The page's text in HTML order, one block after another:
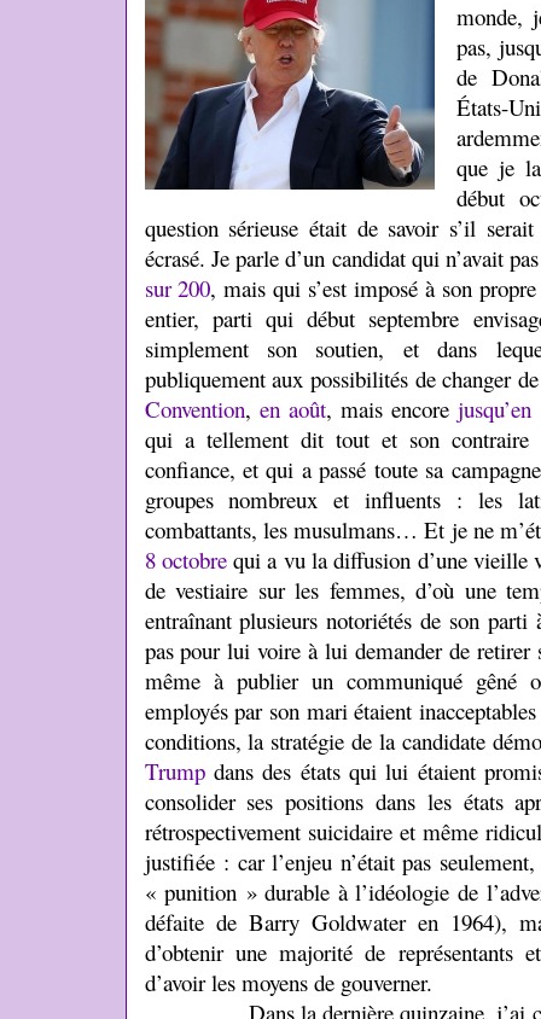
monde,
pas,
de
États-
que je
début
question sérieuse était de savoir s’il
écrasé. Je parle d’un candidat qui n’avait
sur 200, mais qui s’est imposé à son
entier, parti qui début septembre
simplement son soutien, et dans
publiquement aux possibilités de changer
Convention, en août, mais encore
qui a tellement dit tout et son contraire
confiance, et qui a passé toute sa
groupes nombreux et influents : les
combattants, les musulmans… Et je ne
8 octobrequi a vu la diffusion d’une vieille
de vestiaire sur les femmes, d’où une
entraînant plusieurs notoriétés de son parti
pas pour lui voire à lui demander de retirer
même à publier un communiqué gêné
employés par son mari étaient
conditions, la stratégie de la candidate
Trumpdans des états qui lui étaient
consolider ses positions dans les états
rétrospectivement suicidaire et même
justifiée : car l’enjeu n’était pas
« punition » durable à l’idéologie de
défaite de Barry Goldwater en 1964),
d’obtenir une majorité de représentants
d’avoir les moyens de gouverner.
Dans la dernière quinzaine, j’ai